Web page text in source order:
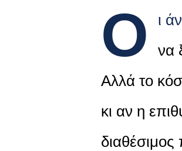
Ο
ι
να
Αλλά το
κι αν η